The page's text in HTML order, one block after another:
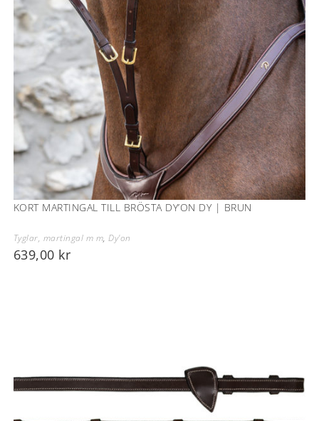
KORT MARTINGAL TILL BRÖSTA DY’ON DY | BRUN
Tyglar, martingal m m,Dy'on
639,00 kr